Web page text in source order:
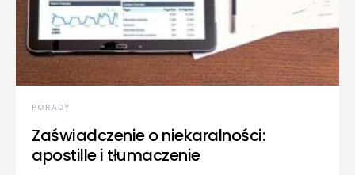
PORADY
Zaświadczenie o niekaralności:
apostille i tłumaczenie